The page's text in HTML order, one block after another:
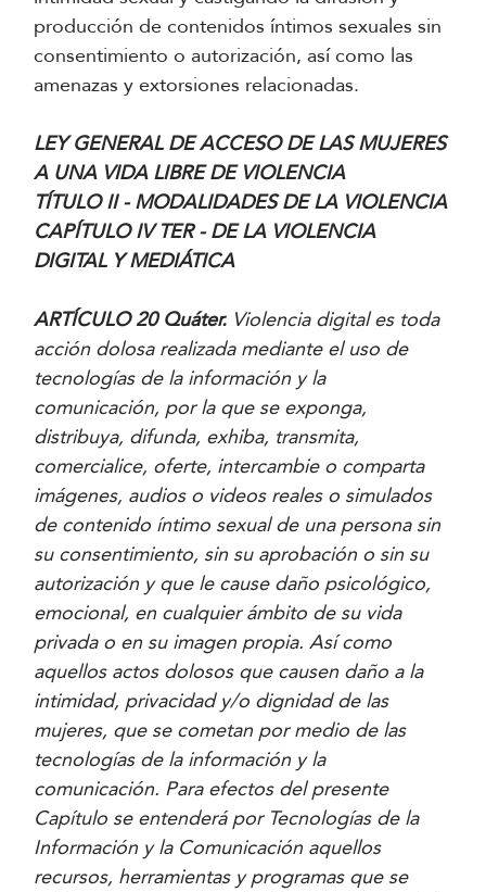
producción de contenidos íntimos sexuales sin
consentimiento o autorización, así como las
amenazas y extorsiones relacionadas.
LEY GENERAL DE ACCESO DE LAS MUJERES
A UNA VIDA LIBRE DE VIOLENCIA
TÍTULO II - MODALIDADES DE LA VIOLENCIA
CAPÍTULO IV TER - DE LA VIOLENCIA
DIGITAL Y MEDIÁTICA
ARTÍCULO 20 Quáter. Violencia digital es toda
acción dolosa realizada mediante el uso de
tecnologías de la información y la
comunicación, por la que se exponga,
distribuya, difunda, exhiba, transmita,
comercialice, oferte, intercambie o comparta
imágenes, audios o videos reales o simulados
de contenido íntimo sexual de una persona sin
su consentimiento, sin su aprobación o sin su
autorización y que le cause daño psicológico,
emocional, en cualquier ámbito de su vida
privada o en su imagen propia. Así como
aquellos actos dolosos que causen daño a la
intimidad, privacidad y/o dignidad de las
mujeres, que se cometan por medio de las
tecnologías de la información y la
comunicación. Para efectos del presente
Capítulo se entenderá por Tecnologías de la
Información y la Comunicación aquellos
recursos, herramientas y programas que se